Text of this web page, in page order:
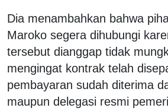
Dia menambahkan bahwa
Maroko segera dihubungi
tersebut dianggap tidak
mengingat kontrak telah
pembayaran sudah diterima
maupun delegasi resmi